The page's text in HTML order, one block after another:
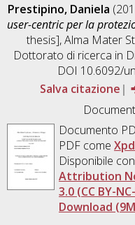
Prestipino, Daniela
user-centric per la
thesis], Alma Mater
Dottorato di ricerca in
DOI 10.6092/
Salva citazione
Documento
PDF come
Disponibile
Attribution
3.0 (CC BY-
Download